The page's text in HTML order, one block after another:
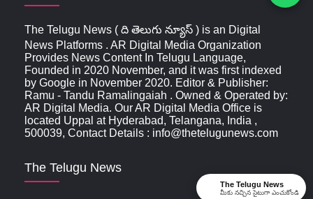
The Telugu News ( ది తెలుగు న్యూస్‌ ) is an Digital
News Platforms . AR Digital Media Organization
Provides News Content In Telugu Language,
Founded in 2020 November, and it was first indexed
by Google in November 2020. Editor & Publisher:
Ramu - Tandu Ramalingaiah . Owned & Operated by:
AR Digital Media. Our AR Digital Media Office is
located Uppal at Hyderabad, Telangana, India ,
500039, Contact Details : info@thetelugunews.com
The Telugu News
The Telugu News
మీకు నచ్చిన సైటుగా ఎంచుకోండి